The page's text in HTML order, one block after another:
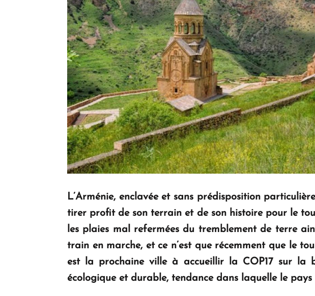
L’Arménie, enclavée et sans prédisposition
tirer profit de son terrain et de son histoire pour le
les plaies mal refermées du tremblement de terre
train en marche, et ce n’est que récemment que le
est la prochaine ville à accueillir la COP17 sur la
écologique et durable, tendance dans laquelle le